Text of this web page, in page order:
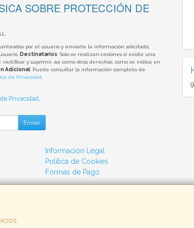
SOBRE PROTECCIÓN DE
por el usuario y enviarle la información solicitada;
Destinatarios: Solo se realizan cesiones si existe una
rectificar y suprimir, así como otros derechos, como se indica en
Adicional: Puede consultar la información completa de
de Privacidad
Privacidad.
Enviar
Información Legal
Política de Cookies
Formas de Pago